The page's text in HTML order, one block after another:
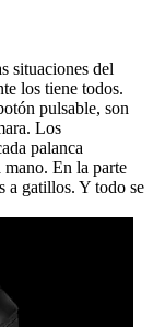
situaciones del
los tiene todos.
pulsable, son
Los
palanca
mano. En la parte
a gatillos. Y todo se